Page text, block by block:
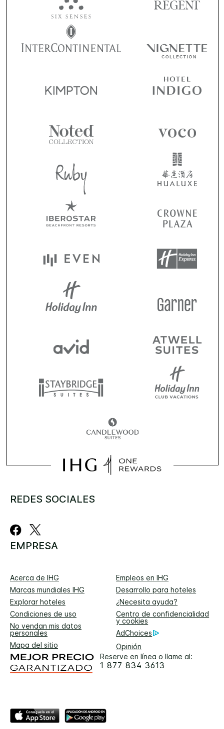
REDES SOCIALES
EMPRESA
Acerca de IHG
Empleos en IHG
Marcas mundiales IHG
Desarrollo para hoteles
Explorar hoteles
¿Necesita ayuda?
Condiciones de uso
Centro de confidencialidad
y cookies
No vendan mis datos
personales
AdChoices
Mapa del sitio
Opinión
Reserve en línea o llame al:
1 877 834 3613